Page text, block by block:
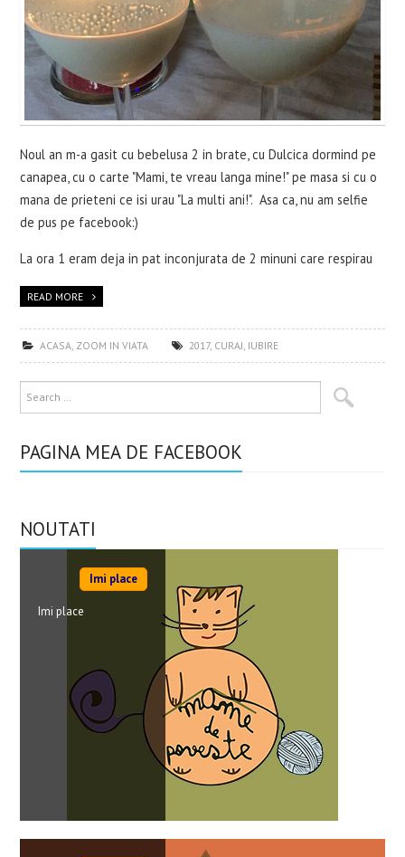
CARTI
CONTACT
Noul an m-a gasit cu bebelusa 2 in brate, cu Dulcica dormind pe
canapea, cu o carte "Mami, te vreau langa mine!" pe masa si cu o
mana de prieteni ce isi urau "La multi ani!". Asa ca, nu am selfie
de pus pe facebook:)
La ora 1 eram deja in pat inconjurata de 2 minuni care respirau
READ MORE
ACASA, ZOOM IN VIATA 2017, CURAJ, IUBIRE
PAGINA MEA DE FACEBOOK
NOUTATI
Imi place
Imi place